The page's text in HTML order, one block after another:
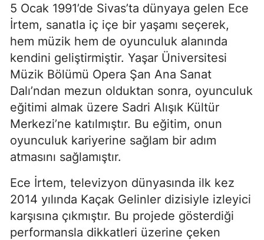
5 Ocak 1991’de Sivas’ta dünyaya gelen Ece
İrtem, sanatla iç içe bir yaşamı seçerek,
hem müzik hem de oyunculuk alanında
kendini geliştirmiştir. Yaşar Üniversitesi
Müzik Bölümü Opera Şan Ana Sanat
Dalı’ndan mezun olduktan sonra, oyunculuk
eğitimi almak üzere Sadri Alışık Kültür
Merkezi’ne katılmıştır. Bu eğitim, onun
oyunculuk kariyerine sağlam bir adım
atmasını sağlamıştır.
Ece İrtem, televizyon dünyasında ilk kez
2014 yılında Kaçak Gelinler dizisiyle izleyici
karşısına çıkmıştır. Bu projede gösterdiği
performansla dikkatleri üzerine çeken